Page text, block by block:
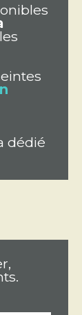
dédié